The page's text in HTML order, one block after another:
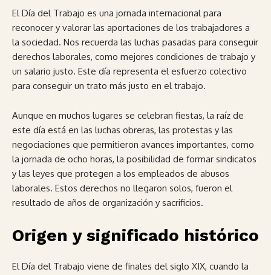
El Día del Trabajo es una jornada internacional para
reconocer y valorar las aportaciones de los trabajadores a
la sociedad. Nos recuerda las luchas pasadas para conseguir
derechos laborales, como mejores condiciones de trabajo y
un salario justo. Este día representa el esfuerzo colectivo
para conseguir un trato más justo en el trabajo.
Aunque en muchos lugares se celebran fiestas, la raíz de
este día está en las luchas obreras, las protestas y las
negociaciones que permitieron avances importantes, como
la jornada de ocho horas, la posibilidad de formar sindicatos
y las leyes que protegen a los empleados de abusos
laborales. Estos derechos no llegaron solos, fueron el
resultado de años de organización y sacrificios.
Origen y significado histórico
El Día del Trabajo viene de finales del siglo XIX, cuando la